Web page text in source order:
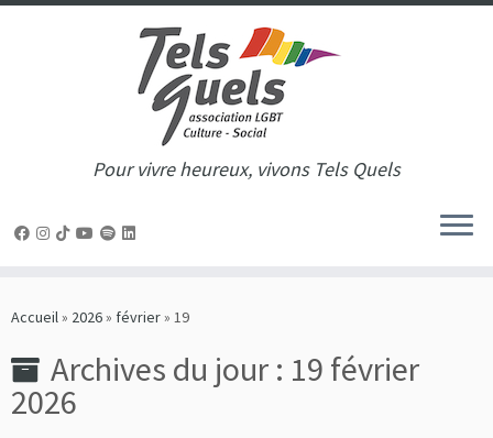
au
Pour vivre heureux, vivons Tels Quels
Accueil» 2026» février» 19
Archives du jour : 19 février
2026